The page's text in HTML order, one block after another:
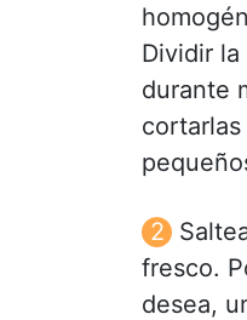
Dividir
durante
fresco.
desea,